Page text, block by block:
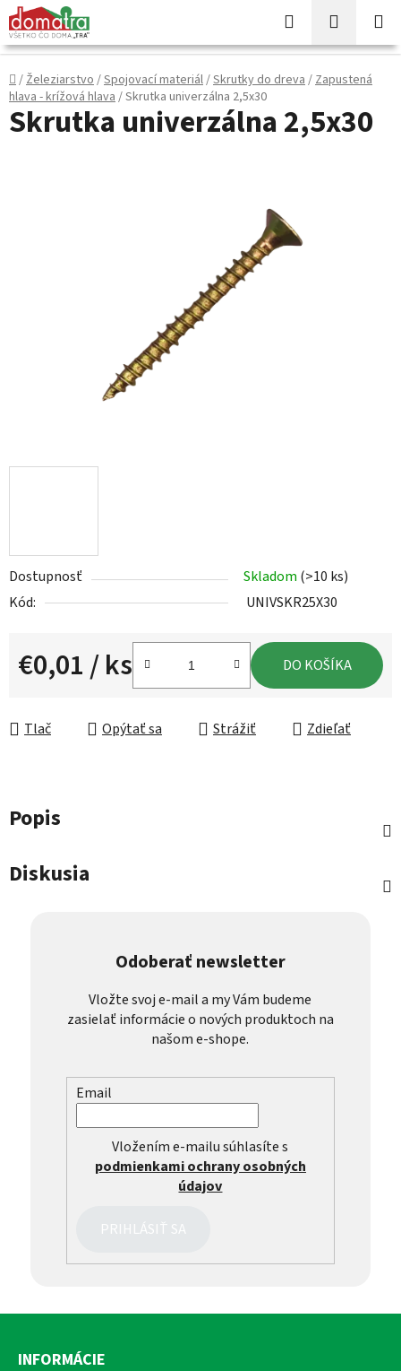
Prejsť
na
obsah
Hľadať
KOŠÍK
Domov
/Železiarstvo/Spojovací materiál/Skrutky do dreva/Zapustená
hlava - krížová hlava/Skrutka univerzálna 2,5x30
Dostupnosť Skladom (>10 ks)
Kód:
UNIVSKR25X30
€0,01/ ks DO KOŠÍKA
Tlač Opýtať sa Strážiť Zdieľať
Skrutka univerzálna 2,5x30
Popis
Diskusia
Odoberať newsletter
Vložte svoj e-mail a my Vám budeme
zasielať informácie o nových produktoch na
našom e-shope.
Email
Vložením e-mailu súhlasíte s
podmienkami ochrany osobných
údajov
PRIHLÁSIŤ SA
Z
INFORMÁCIE